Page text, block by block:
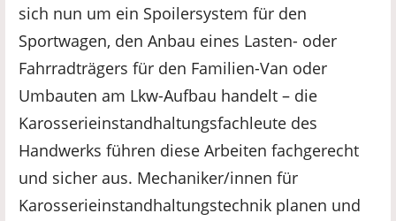
sich nun um ein Spoilersystem für den
Sportwagen, den Anbau eines Lasten- oder
Fahrradträgers für den Familien-Van oder
Umbauten am Lkw-Aufbau handelt – die
Karosserieinstandhaltungsfachleute des
Handwerks führen diese Arbeiten fachgerecht
und sicher aus. Mechaniker/innen für
Karosserieinstandhaltungstechnik planen und